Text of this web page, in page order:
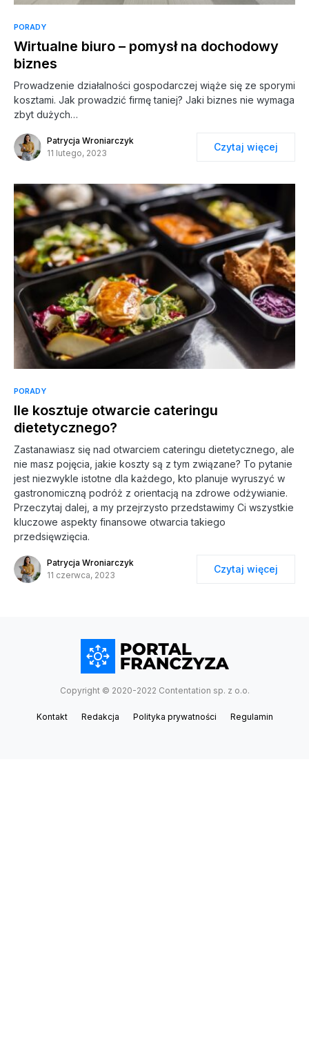
PORADY
Wirtualne biuro – pomysł na dochodowy
biznes
Prowadzenie działalności gospodarczej wiąże się ze sporymi
kosztami. Jak prowadzić firmę taniej? Jaki biznes nie wymaga
zbyt dużych…
Patrycja Wroniarczyk
11 lutego, 2023
Czytaj więcej
PORADY
Ile kosztuje otwarcie cateringu
dietetycznego?
Zastanawiasz się nad otwarciem cateringu dietetycznego, ale
nie masz pojęcia, jakie koszty są z tym związane? To pytanie
jest niezwykle istotne dla każdego, kto planuje wyruszyć w
gastronomiczną podróż z orientacją na zdrowe odżywianie.
Przeczytaj dalej, a my przejrzysto przedstawimy Ci wszystkie
kluczowe aspekty finansowe otwarcia takiego
przedsięwzięcia.
Patrycja Wroniarczyk
11 czerwca, 2023
Czytaj więcej
Copyright © 2020-2022 Contentation sp. z o.o.
Kontakt Redakcja Polityka prywatności Regulamin